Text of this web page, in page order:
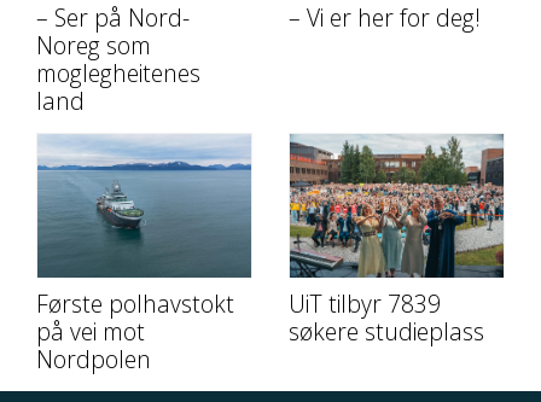
– Ser på Nord-
Noreg som
moglegheitenes
land
– Vi er her for deg!
Første polhavstokt
på vei mot
Nordpolen
UiT tilbyr 7839
søkere studieplass